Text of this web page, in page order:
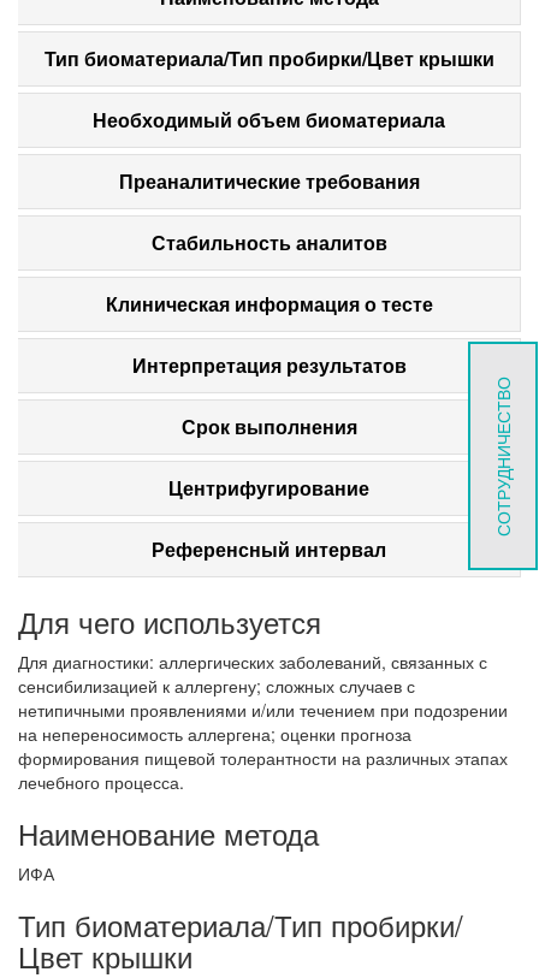
Тип биоматериала/Тип пробирки/Цвет крышки
Необходимый объем биоматериала
Преаналитические требования
Стабильность аналитов
Клиническая информация о тесте
Интерпретация результатов
Срок выполнения
Центрифугирование
Референсный интервал
Для чего используется
Для диагностики: аллергических заболеваний, связанных с
сенсибилизацией к аллергену; сложных случаев с
нетипичными проявлениями и/или течением при подозрении
на непереносимость аллергена; оценки прогноза
формирования пищевой толерантности на различных этапах
лечебного процесса.
Наименование метода
ИФА
Тип биоматериала/Тип пробирки/
Цвет крышки
СОТРУДНИЧЕСТВО